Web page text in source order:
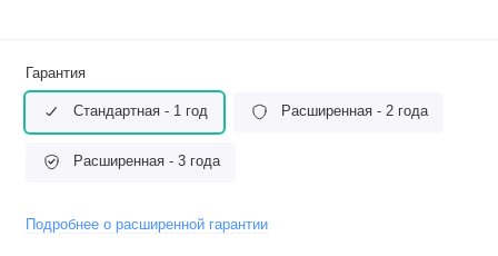
Гарантия
Стандартная - 1 год Расширенная - 2 года
Расширенная - 3 года
Подробнее о расширенной гарантии